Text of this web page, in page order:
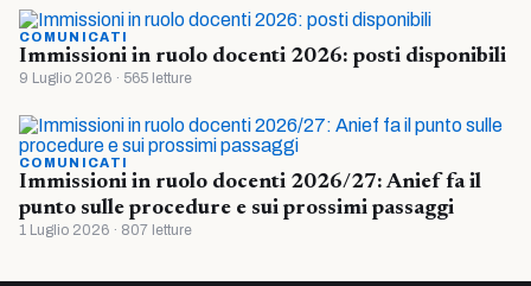
COMUNICATI
Immissioni in ruolo docenti 2026: posti disponibili
9 Luglio 2026 · 565 letture
COMUNICATI
Immissioni in ruolo docenti 2026/27: Anief fa il
punto sulle procedure e sui prossimi passaggi
1 Luglio 2026 · 807 letture